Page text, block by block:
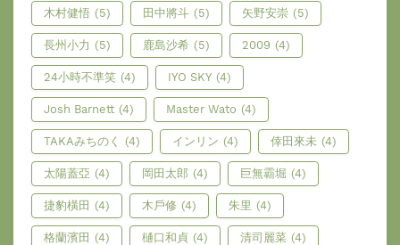
木村健悟 (5) 田中將斗 (5) 矢野安崇 (5)
長州小力 (5) 鹿島沙希 (5) 2009 (4)
24小時不準笑 (4) IYO SKY (4)
Josh Barnett (4) Master Wato (4)
TAKAみちのく (4) インリン (4) 倖田來未 (4)
太陽蓋亞 (4) 岡田太郎 (4) 巨無霸堀 (4)
捷豹橫田 (4) 木戶修 (4) 朱里 (4)
格蘭濱田 (4) 樋口和貞 (4) 清司麗菜 (4)